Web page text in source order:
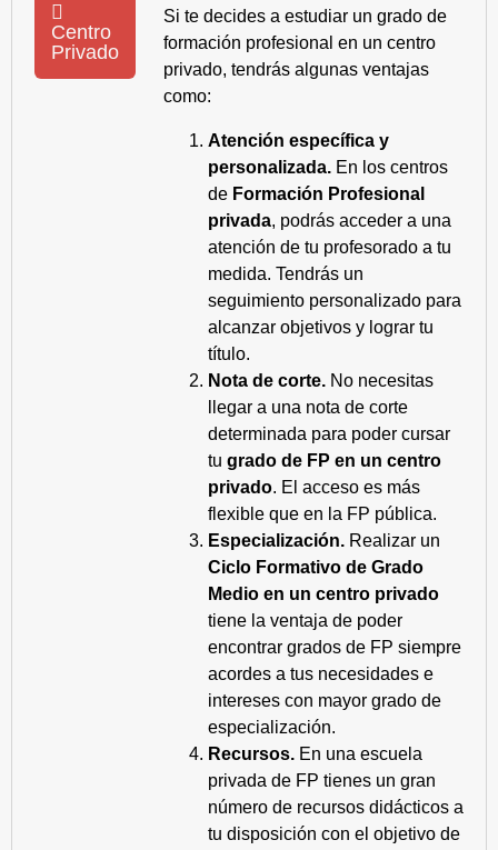
Centro
Privado
Si te decides a estudiar un grado de
formación profesional en un centro
privado, tendrás algunas ventajas
como:
Atención específica y
personalizada. En los centros
de Formación Profesional
privada, podrás acceder a una
atención de tu profesorado a tu
medida. Tendrás un
seguimiento personalizado para
alcanzar objetivos y lograr tu
título.
Nota de corte. No necesitas
llegar a una nota de corte
determinada para poder cursar
tu grado de FP en un centro
privado. El acceso es más
flexible que en la FP pública.
Especialización. Realizar un
Ciclo Formativo de Grado
Medio en un centro privado
tiene la ventaja de poder
encontrar grados de FP siempre
acordes a tus necesidades e
intereses con mayor grado de
especialización.
Recursos. En una escuela
privada de FP tienes un gran
número de recursos didácticos a
tu disposición con el objetivo de